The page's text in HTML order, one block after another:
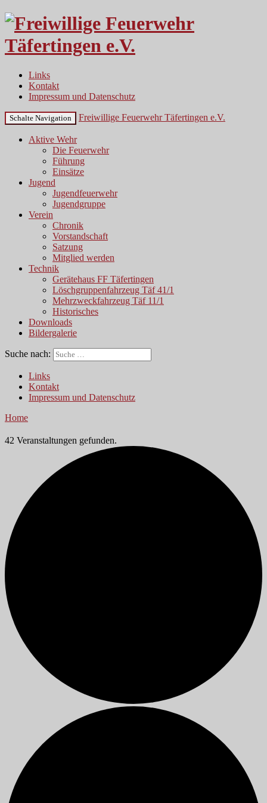
Links
Kontakt
Impressum und Datenschutz
Schalte Navigation Freiwillige Feuerwehr Täfertingen e.V.
Aktive Wehr
Die Feuerwehr
Führung
Einsätze
Jugend
Jugendfeuerwehr
Jugendgruppe
Verein
Chronik
Vorstandschaft
Satzung
Mitglied werden
Technik
Gerätehaus FF Täfertingen
Löschgruppenfahrzeug Täf 41/1
Mehrzweckfahrzeug Täf 11/1
Historisches
Downloads
Bildergalerie
Suche nach:
Links
Kontakt
Impressum und Datenschutz
Home
42 Veranstaltungen gefunden.